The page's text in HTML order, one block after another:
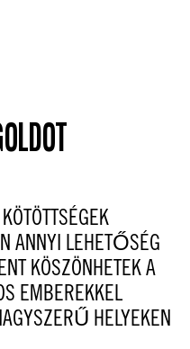
ANNYI LEHETŐSÉG
KÖSZÖNHETEK A
EMBEREKKEL
HELYEKEN